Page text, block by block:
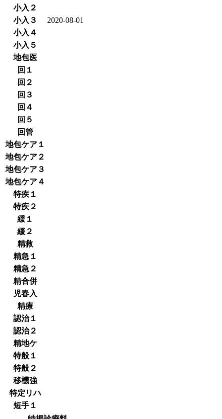
小入２
小入３
2020-08-01
小入４
小入５
地包医
回１
回２
回３
回４
回５
回管
地包ケア１
地包ケア２
地包ケア３
地包ケア４
特疾１
特疾２
緩１
緩２
精救
精急１
精急２
精合併
児春入
精療
認治１
認治２
精地ケ
特般１
特般２
移機強
特定リハ
短手１